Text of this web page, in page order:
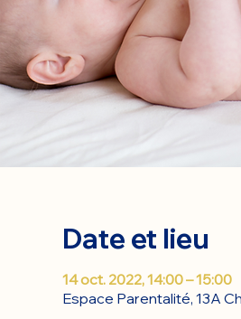
Date et lieu
14 oct. 2022, 14:00 – 15:00
Espace Parentalité, 13A